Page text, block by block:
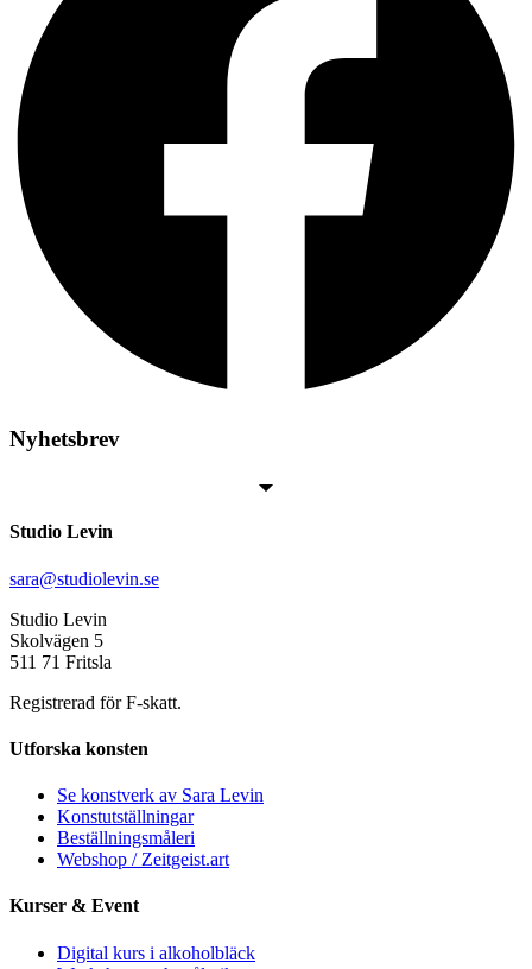
Nyhetsbrev
Studio Levin
sara@studiolevin.se
Studio Levin
Skolvägen 5
511 71 Fritsla
Registrerad för F-skatt.
Utforska konsten
Se konstverk av Sara Levin
Konstutställningar
Beställningsmåleri
Webshop / Zeitgeist.art
Kurser & Event
Digital kurs i alkoholbläck